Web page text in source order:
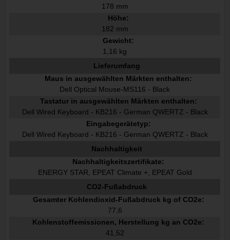
178 mm
Höhe:
182 mm
Gewicht:
1,16 kg
Lieferumfang
Maus in ausgewählten Märkten enthalten:
Dell Optical Mouse-MS116 - Black
Tastatur in ausgewählten Märkten enthalten:
Dell Wired Keyboard - KB216 - German QWERTZ - Black
Eingabegerätetyp:
Dell Wired Keyboard - KB216 - German QWERTZ - Black
Nachhaltigkeit
Nachhaltigkeitszertifikate:
ENERGY STAR, EPEAT Climate +, EPEAT Gold
CO2-Fußabdruck
Gesamter Kohlendioxid-Fußabdruck kg of CO2e:
77,6
Kohlenstoffemissionen, Herstellung kg an CO2e:
41,52